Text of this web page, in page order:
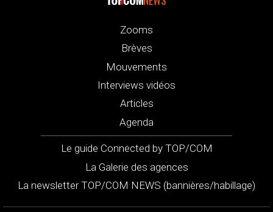
Zooms
Brèves
Mouvements
Interviews vidéos
Articles
Agenda
Le guide Connected by TOP/COM
La Galerie des agences
La newsletter TOP/COM NEWS (bannières/habillage)